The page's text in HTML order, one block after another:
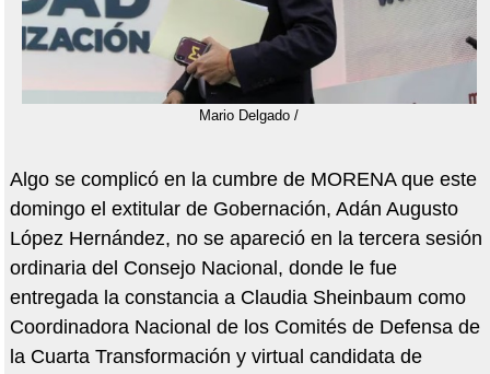
Mario Delgado /
Algo se complicó en la cumbre de MORENA que este
domingo el extitular de Gobernación, Adán Augusto
López Hernández, no se apareció en la tercera sesión
ordinaria del Consejo Nacional, donde le fue
entregada la constancia a Claudia Sheinbaum como
Coordinadora Nacional de los Comités de Defensa de
la Cuarta Transformación y virtual candidata de